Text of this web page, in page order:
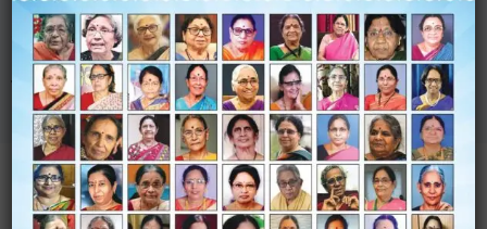
Previous
Jogulamba Gadwal
Next
Medchal-Malkajgiri
LEAVE A COMMENT